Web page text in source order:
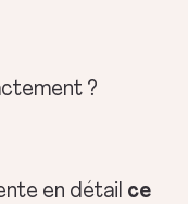
?
en détail ce